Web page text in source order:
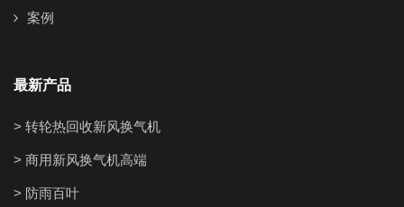
案例
最新产品
> 转轮热回收新风换气机
> 商用新风换气机高端
> 防雨百叶